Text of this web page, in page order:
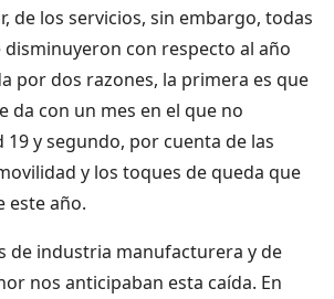
de los servicios, sin embargo, todas
disminuyeron con respecto al año
por dos razones, la primera es que
da con un mes en el que no
19 y segundo, por cuenta de las
y los toques de queda que
este año.
de industria manufacturera y de
nos anticipaban esta caída. En